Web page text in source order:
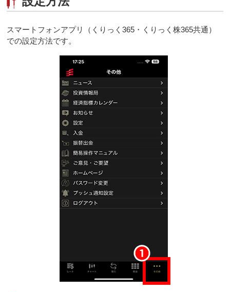
スマートフォンアプリ（くりっく365・くりっく株365共通）
での設定方法です。